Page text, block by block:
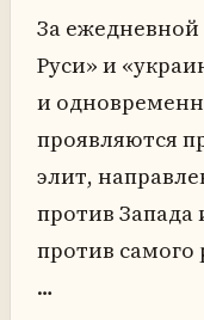
За
Руси» и
и
проявляются
элит,
против
против самого
…